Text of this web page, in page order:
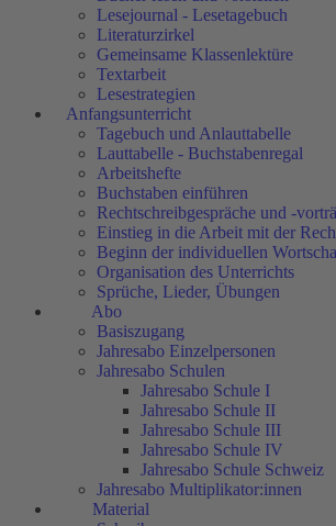
Lesejournal - Lesetagebuch
Literaturzirkel
Gemeinsame Klassenlektüre
Textarbeit
Lesestrategien
Anfangsunterricht
Tagebuch und Anlauttabelle
Lauttabelle - Buchstabenregal
Arbeitshefte
Buchstaben einführen
Rechtschreibgespräche und -
Einstieg in die Arbeit mit der
Beginn der individuellen
Organisation des Unterrichts
Sprüche, Lieder, Übungen
Abo
Basiszugang
Jahresabo Einzelpersonen
Jahresabo Schulen
Jahresabo Schule I
Jahresabo Schule II
Jahresabo Schule III
Jahresabo Schule IV
Jahresabo Schule Schweiz
Jahresabo Multiplikator:innen
Material